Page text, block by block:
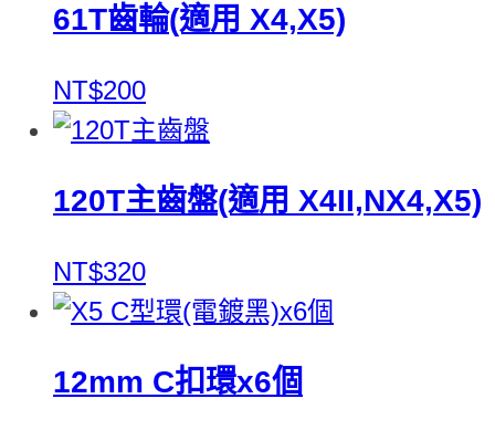
61T齒輪(適用 X4,X5)
NT$200
120T主齒盤(適用 X4II,NX4,X5)
NT$320
12mm C扣環x6個